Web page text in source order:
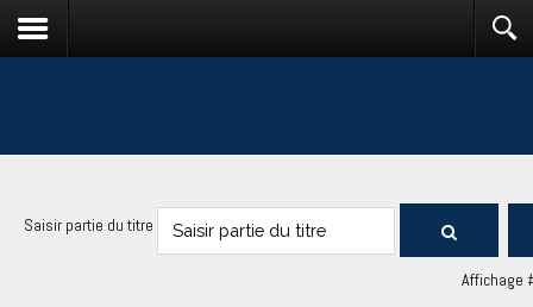
Saisir partie du titre
Affichage